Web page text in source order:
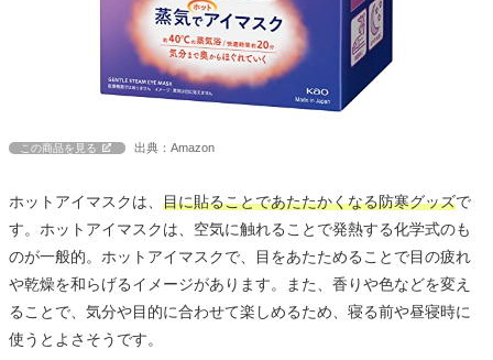
この商品を見る 出典：Amazon
ホットアイマスクは、 目に貼ることであたたかくなる防寒グッズで
す。ホットアイマスクは、空気に触れることで発熱する化学式のも
のが一般的。ホットアイマスクで、目をあたためることで目の疲れ
や乾燥を和らげるイメージがあります。また、香りや色などを変え
ることで、気分や目的に合わせて楽しめるため、寝る前や昼寝時に
使うとよさそうです。